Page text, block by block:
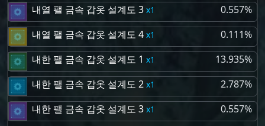
내열 팰 금속 갑옷 설계도 3
1
0.557%
내열 팰 금속 갑옷 설계도 4
1
0.111%
내한 팰 금속 갑옷 설계도 1
1
13.935%
내한 팰 금속 갑옷 설계도 2
1
2.787%
내한 팰 금속 갑옷 설계도 3
1
0.557%